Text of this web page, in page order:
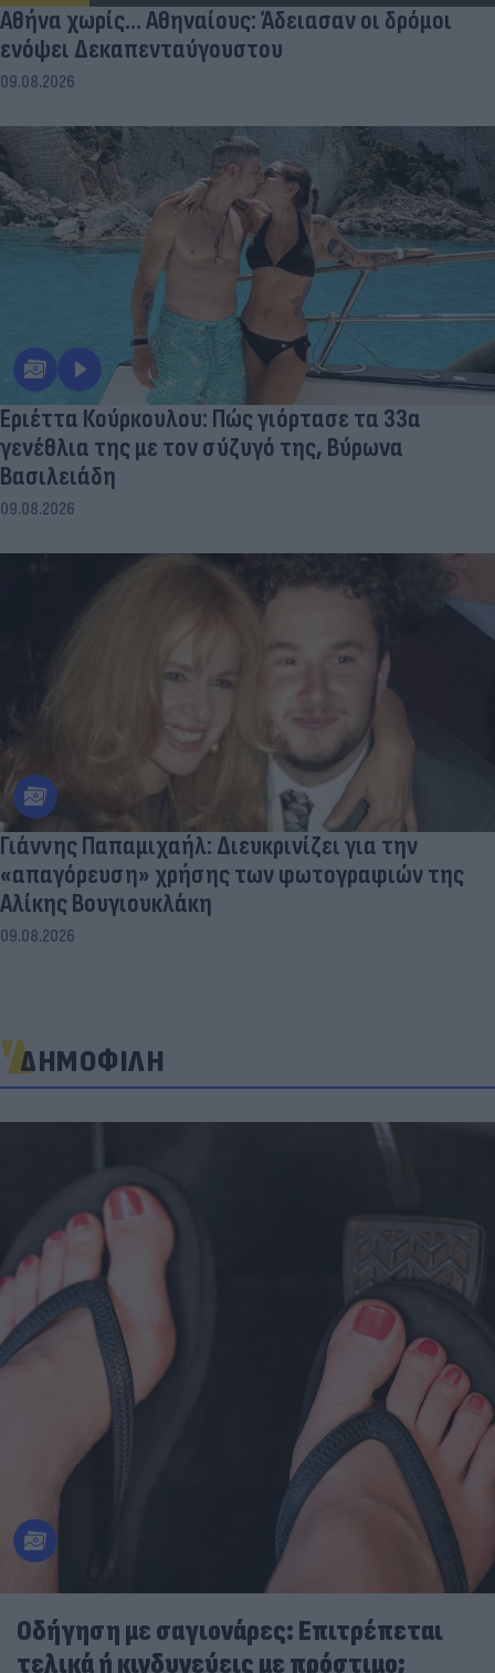
Αθήνα χωρίς… Αθηναίους: Άδειασαν οι δρόμοι
ενόψει Δεκαπενταύγουστου
09.08.2026
Εριέττα Κούρκουλου: Πώς γιόρτασε τα 33α
γενέθλια της με τον σύζυγό της, Βύρωνα
Βασιλειάδη
09.08.2026
Γιάννης Παπαμιχαήλ: Διευκρινίζει για την
«απαγόρευση» χρήσης των φωτογραφιών της
Αλίκης Βουγιουκλάκη
09.08.2026
ΔΗΜΟΦΙΛΗ
Οδήγηση με σαγιονάρες: Επιτρέπεται
τελικά ή κινδυνεύεις με πρόστιμο;